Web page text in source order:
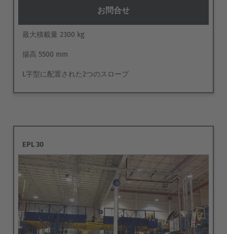
お問合せ
最大積載量 2300 kg
揚高 5500 mm
L字型に配置された2つのスロープ
EPL 30